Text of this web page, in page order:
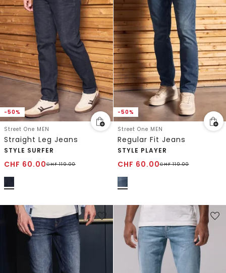
-50%
Street One MEN
Straight Leg Jeans
STYLE SURFER
CHF 60.00CHF119.00
-50%
Street One MEN
Regular Fit Jeans
STYLE PLAYER
CHF 60.00CHF119.00